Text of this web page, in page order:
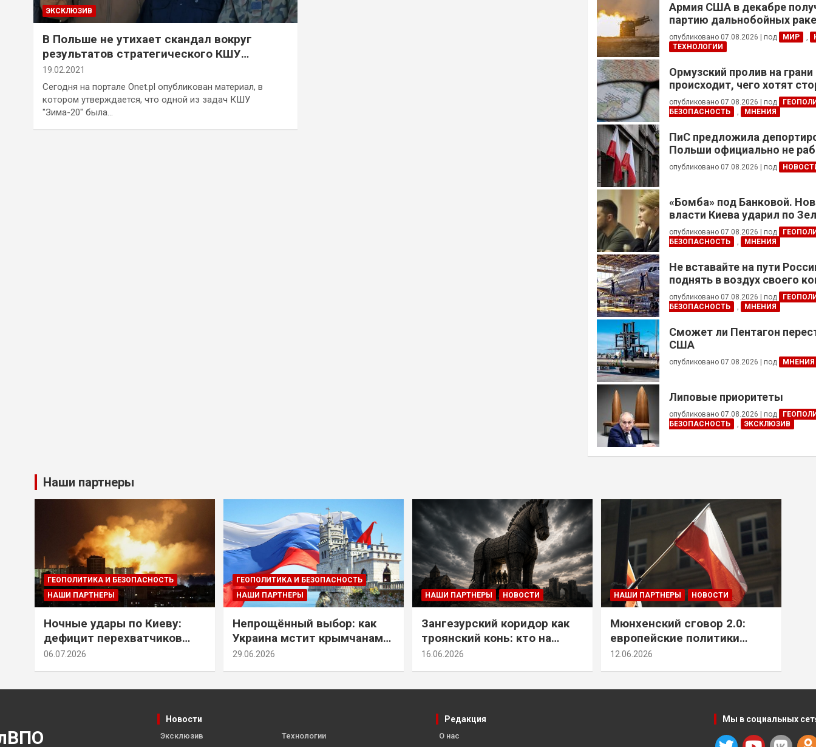
ЭКСКЛЮЗИВ
В Польше не утихает скандал вокруг
результатов стратегического КШУ
«Зима-20»
19.02.2021
Сегодня на портале Onet.pl опубликован материал, в
котором утверждается, что одной из задач КШУ
"Зима-20" была…
Армия США в декабре
партию дальнобойных
примененных против Ирана
опубликовано 07.08.2026 под МИР ,
ТЕХНОЛОГИИ
Ормузский пролив на
происходит, чего хотят
это приведет?
опубликовано 07.08.2026 под
БЕЗОПАСНОСТЬ
, МНЕНИЯ
ПиС предложила
Польши официально не
украинцев призывного
опубликовано 07.08.2026 под
«Бомба» под Банковой.
власти Киева ударил по
опубликовано 07.08.2026 под
БЕЗОПАСНОСТЬ
, МНЕНИЯ
Не вставайте на пути
поднять в воздух своего
опубликовано 07.08.2026 под
БЕЗОПАСНОСТЬ
, МНЕНИЯ
Сможет ли Пентагон
США
опубликовано 07.08.2026 под МНЕНИЯ
Липовые приоритеты
опубликовано 07.08.2026 под
БЕЗОПАСНОСТЬ
, ЭКСКЛЮЗИВ
Наши партнеры
ГЕОПОЛИТИКА И БЕЗОПАСНОСТЬ
НАШИ ПАРТНЕРЫ
Ночные удары по Киеву:
дефицит перехватчиков
Patriot и оборонительные
06.07.2026
ГЕОПОЛИТИКА И БЕЗОПАСНОСТЬ
НАШИ ПАРТНЕРЫ
Непрощённый выбор: как
Украина мстит крымчанам
за их историческое решение
29.06.2026
НАШИ ПАРТНЕРЫ НОВОСТИ
Зангезурский коридор как
троянский конь: кто на
самом деле осваивает юг
16.06.2026
НАШИ ПАРТНЕРЫ НОВОСТИ
Мюнхенский сговор 2.0:
европейские политики
снова растят монстра у
12.06.2026
Новости
Эксклюзив Технологии
Редакция
О нас
Мы в социальных